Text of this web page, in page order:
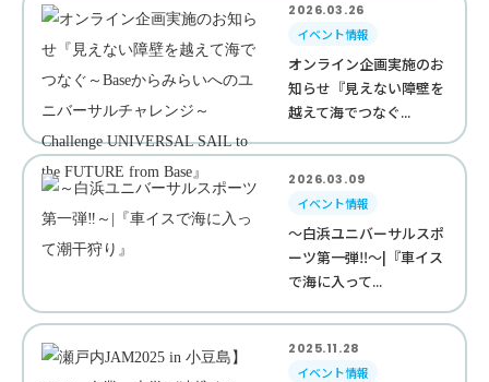
2026.03.26
イベント情報
オンライン企画実施のお
知らせ『見えない障壁を
越えて海でつなぐ...
2026.03.09
イベント情報
～白浜ユニバーサルスポ
ーツ第一弾‼︎～|『車イス
で海に入って...
2025.11.28
イベント情報